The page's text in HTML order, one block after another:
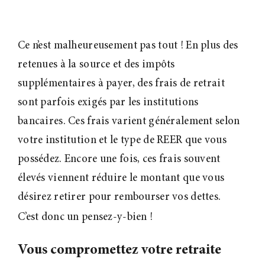
Ce n’est malheureusement pas tout ! En plus des
retenues à la source et des impôts
supplémentaires à payer, des frais de retrait
sont parfois exigés par les institutions
bancaires. Ces frais varient généralement selon
votre institution et le type de REER que vous
possédez. Encore une fois, ces frais souvent
élevés viennent réduire le montant que vous
désirez retirer pour rembourser vos dettes.
C’est donc un pensez-y-bien !
Vous compromettez votre retraite